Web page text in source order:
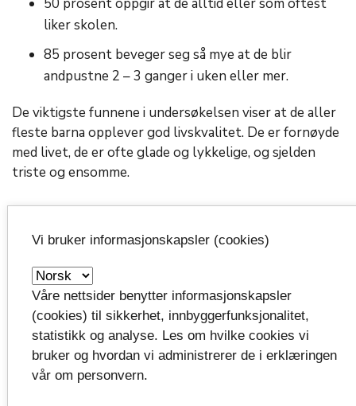
50 prosent oppgir at de alltid eller som oftest
liker skolen.
85 prosent beveger seg så mye at de blir
andpustne 2 – 3 ganger i uken eller mer.
De viktigste funnene i undersøkelsen viser at de aller
fleste barna opplever god livskvalitet. De er fornøyde
med livet, de er ofte glade og lykkelige, og sjelden
triste og ensomme.
Nybrottsarbeid: følger barna
frem til de blir voksne
Det er aller første gang Ungdata pluss gjennomføres,
og undersøkelsen utføres kun i Vestfold og Telemark.
Barna, som var mellom 10 og 13 år når de første gang
svarte på et spørreskjema, skal frem til de er i slutten
av 20-årene svare på til sammen fem
Vi bruker informasjonskapsler (cookies)
Våre nettsider benytter informasjonskapsler
(cookies) til sikkerhet, innbyggerfunksjonalitet,
statistikk og analyse. Les om hvilke cookies vi
bruker og hvordan vi administrerer de i erklæringen
vår om personvern.